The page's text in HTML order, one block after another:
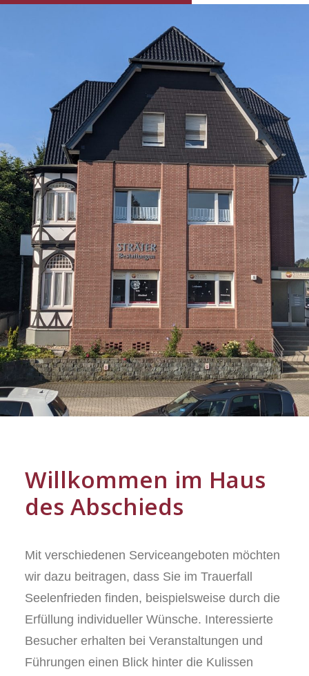
Willkommen im Haus
des Abschieds
Mit verschiedenen Serviceangeboten möchten
wir dazu beitragen, dass Sie im Trauerfall
Seelenfrieden finden, beispielsweise durch die
Erfüllung individueller Wünsche. Interessierte
Besucher erhalten bei Veranstaltungen und
Führungen einen Blick hinter die Kulissen